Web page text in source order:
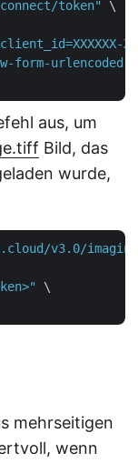
token"
\
form-urlencoded"
aus, um
Bild, das
wurde,
v3.0/
\
mehrseitigen
wenn